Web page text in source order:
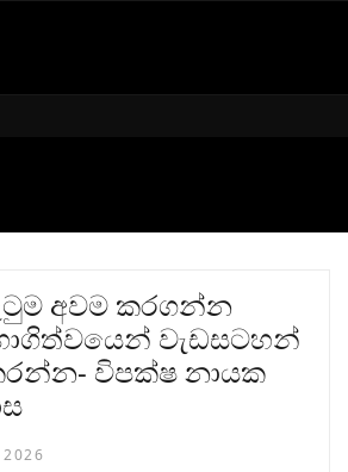
අවම කරගන්න
වැඩසටහන්
විපක්ෂ නායක
2026